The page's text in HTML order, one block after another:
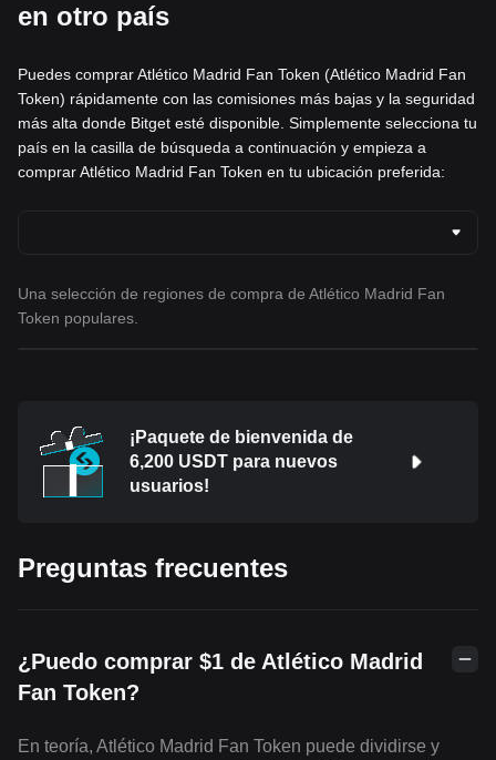
en otro país
Puedes comprar Atlético Madrid Fan Token (Atlético Madrid Fan
Token) rápidamente con las comisiones más bajas y la seguridad
más alta donde Bitget esté disponible. Simplemente selecciona tu
país en la casilla de búsqueda a continuación y empieza a
comprar Atlético Madrid Fan Token en tu ubicación preferida:
Una selección de regiones de compra de Atlético Madrid Fan
Token populares.
¡Paquete de bienvenida de
6,200 USDT para nuevos
usuarios!
Preguntas frecuentes
¿Puedo comprar $1 de Atlético Madrid
Fan Token?
En teoría, Atlético Madrid Fan Token puede dividirse y